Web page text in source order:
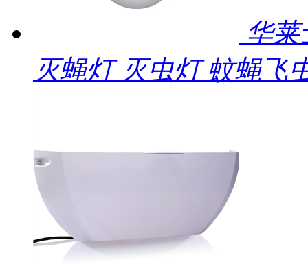
华
灭蝇灯 灭虫灯 蚊蝇飞